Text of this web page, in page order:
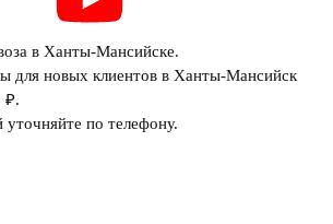
в Ханты-Мансийске.
для новых клиентов в Ханты-Мансийск
₽.
по телефону.